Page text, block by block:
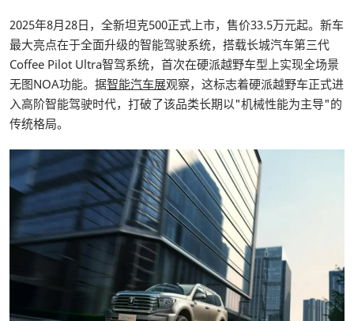
2025年8月28日，全新坦克500正式上市，售价33.5万元起。新车
最大亮点在于全面升级的智能驾驶系统，搭载长城汽车第三代
Coffee Pilot Ultra智驾系统，首次在硬派越野车型上实现全场景
无图NOA功能。据智能汽车展观察，这标志着硬派越野车正式进
入高阶智能驾驶时代，打破了该品类长期以"机械性能为主导"的
传统格局。